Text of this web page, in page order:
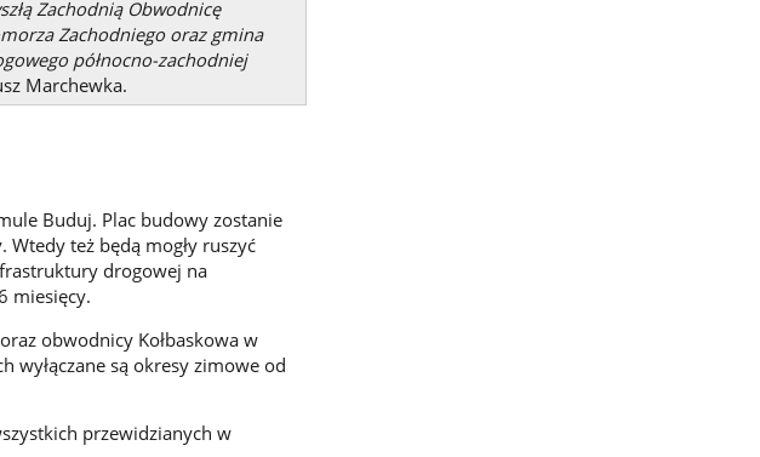
Zachodnią Obwodnicę
Zachodniego oraz gmina
północno-zachodniej
Marchewka.
Buduj. Plac budowy zostanie
też będą mogły ruszyć
drogowej na
miesięcy.
obwodnicy Kołbaskowa w
wyłączane są okresy zimowe od
przewidzianych w